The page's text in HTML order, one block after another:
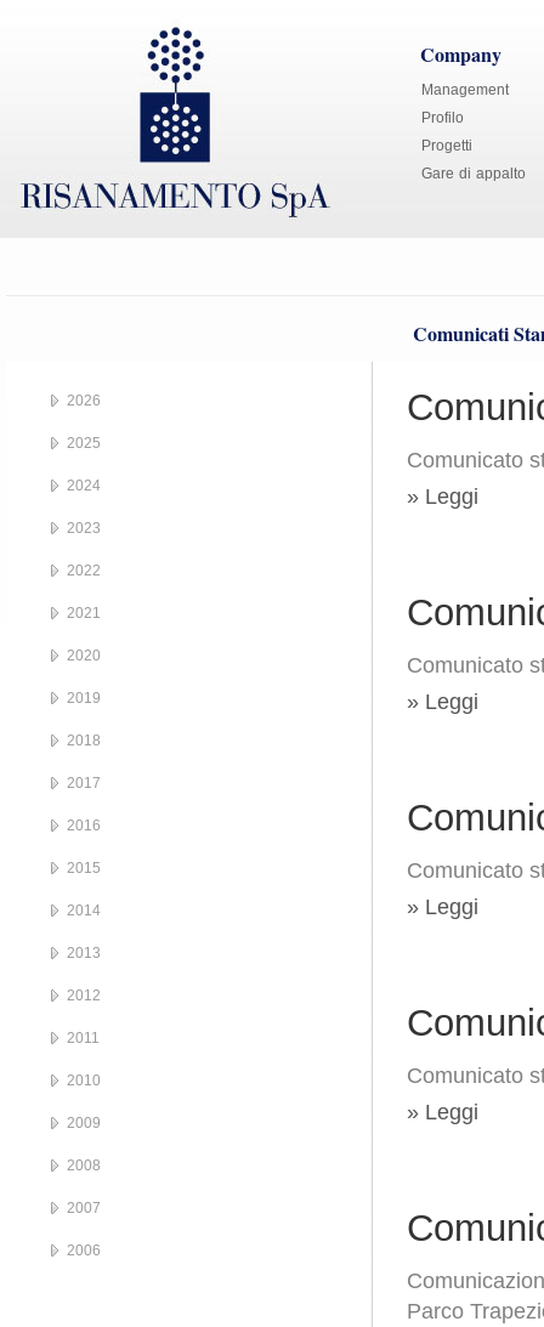
Company
Management
Profilo
Progetti
Gare di appalto
Comunicati
Comunicato
» Leggi
Comunicato
» Leggi
Comunicato
» Leggi
Comunicato
» Leggi
Parco
2026
2025
2024
2023
2022
2021
2020
2019
2018
2017
2016
2015
2014
2013
2012
2011
2010
2009
2008
2007
2006